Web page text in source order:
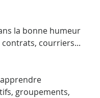
la bonne humeur
courriers...
groupements,